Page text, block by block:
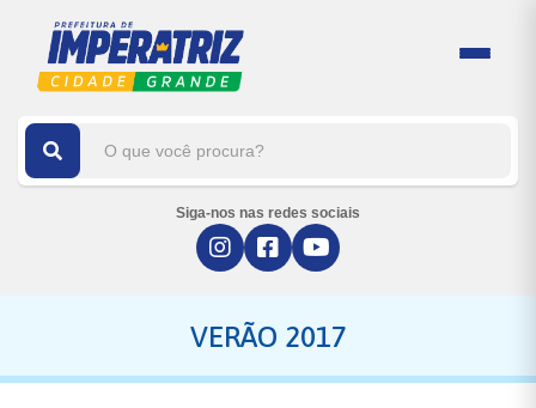
Siga-nos nas redes sociais
VERÃO 2017